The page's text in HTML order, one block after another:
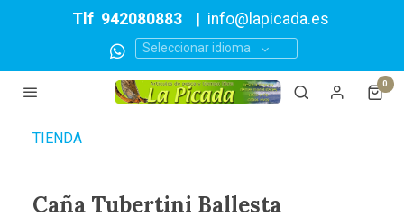
Tlf 942080883 info@lapicada.es
Seleccionar idioma
0
TIENDA
Caña Tubertini Ballesta